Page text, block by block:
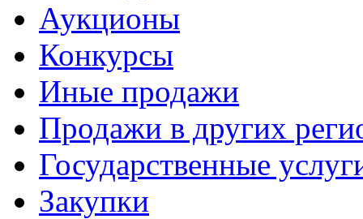
Аукционы
Конкурсы
Иные продажи
Продажи в других
Государственные
Закупки